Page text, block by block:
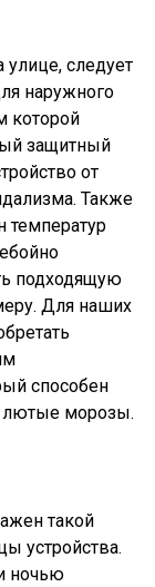
улице, следует
наружного
которой
защитный
от
Также
температур
подходящую
Для наших
способен
лютые морозы.
такой
устройства.
ночью